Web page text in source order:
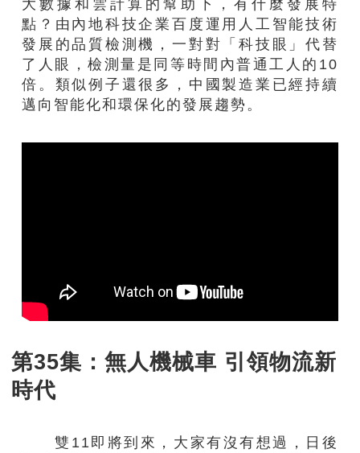
大數據和雲計算的幫助下，有什麼發展特
點？由內地科技企業百度運用人工智能技術
發展的品質檢測機，一對對「科技眼」代替
了人眼，檢測量是同等時間內普通工人的10
倍。類似例子還很多，中國製造業已經持續
邁向智能化和環保化的發展趨勢。
第35集：無人機械車 引領物流新
時代
雙11即將到來，大家有沒有想過，日後